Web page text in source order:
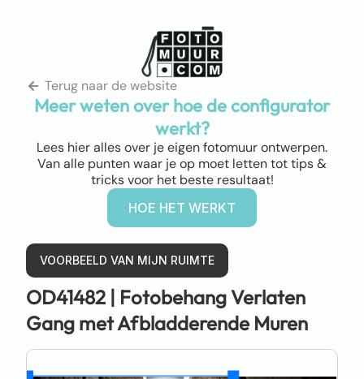
Terug naar de website
Meer weten over hoe de configurator
werkt?
Lees hier alles over je eigen fotomuur ontwerpen.
Van alle punten waar je op moet letten tot tips &
tricks voor het beste resultaat!
HOE HET WERKT
VOORBEELD VAN MIJN RUIMTE
OD41482 | Fotobehang Verlaten
Gang met Afbladderende Muren